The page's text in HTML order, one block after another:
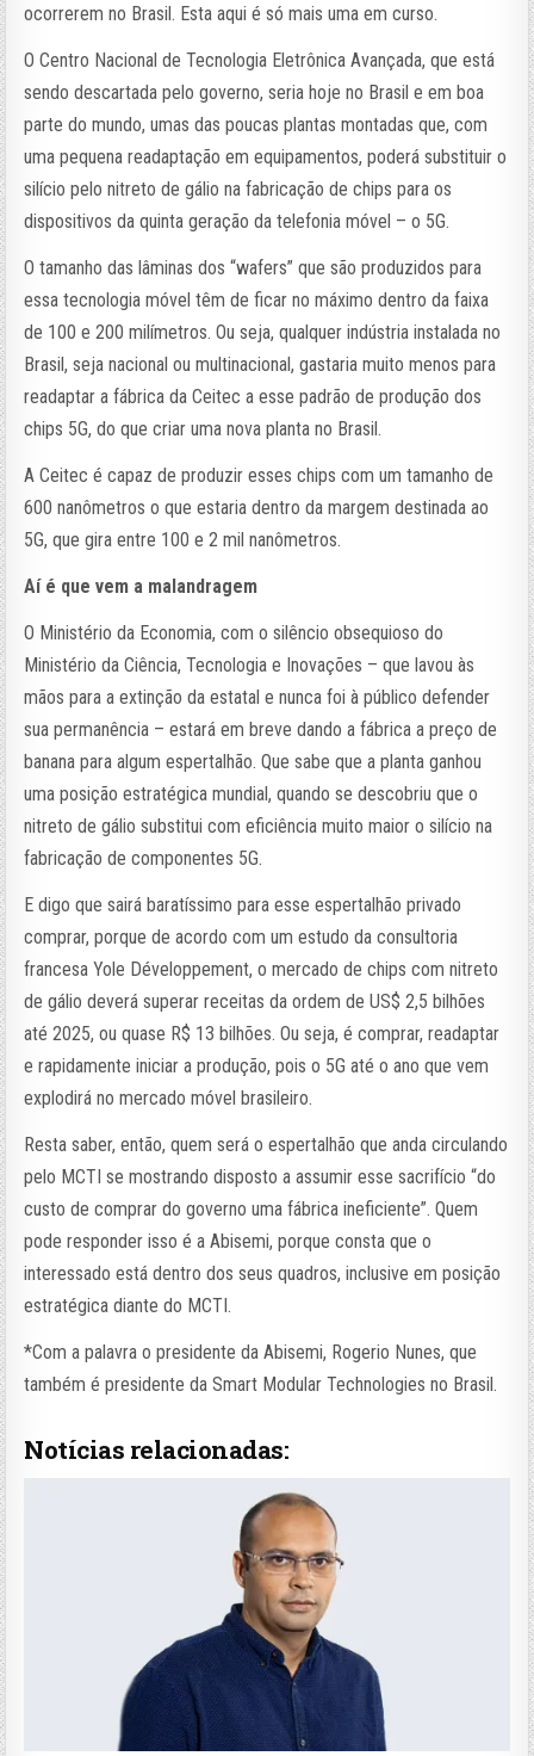
ocorrerem no Brasil. Esta aqui é só mais uma em curso.
O Centro Nacional de Tecnologia Eletrônica Avançada, que está
sendo descartada pelo governo, seria hoje no Brasil e em boa
parte do mundo, umas das poucas plantas montadas que, com
uma pequena readaptação em equipamentos, poderá substituir o
silício pelo nitreto de gálio na fabricação de chips para os
dispositivos da quinta geração da telefonia móvel – o 5G.
O tamanho das lâminas dos “wafers” que são produzidos para
essa tecnologia móvel têm de ficar no máximo dentro da faixa
de 100 e 200 milímetros. Ou seja, qualquer indústria instalada no
Brasil, seja nacional ou multinacional, gastaria muito menos para
readaptar a fábrica da Ceitec a esse padrão de produção dos
chips 5G, do que criar uma nova planta no Brasil.
A Ceitec é capaz de produzir esses chips com um tamanho de
600 nanômetros o que estaria dentro da margem destinada ao
5G, que gira entre 100 e 2 mil nanômetros.
Aí é que vem a malandragem
O Ministério da Economia, com o silêncio obsequioso do
Ministério da Ciência, Tecnologia e Inovações – que lavou às
mãos para a extinção da estatal e nunca foi à público defender
sua permanência – estará em breve dando a fábrica a preço de
banana para algum espertalhão. Que sabe que a planta ganhou
uma posição estratégica mundial, quando se descobriu que o
nitreto de gálio substitui com eficiência muito maior o silício na
fabricação de componentes 5G.
E digo que sairá baratíssimo para esse espertalhão privado
comprar, porque de acordo com um estudo da consultoria
francesa Yole Développement, o mercado de chips com nitreto
de gálio deverá superar receitas da ordem de US$ 2,5 bilhões
até 2025, ou quase R$ 13 bilhões. Ou seja, é comprar, readaptar
e rapidamente iniciar a produção, pois o 5G até o ano que vem
explodirá no mercado móvel brasileiro.
Resta saber, então, quem será o espertalhão que anda circulando
pelo MCTI se mostrando disposto a assumir esse sacrifício “do
custo de comprar do governo uma fábrica ineficiente”. Quem
pode responder isso é a Abisemi, porque consta que o
interessado está dentro dos seus quadros, inclusive em posição
estratégica diante do MCTI.
*Com a palavra o presidente da Abisemi, Rogerio Nunes, que
também é presidente da Smart Modular Technologies no Brasil.
Notícias relacionadas: